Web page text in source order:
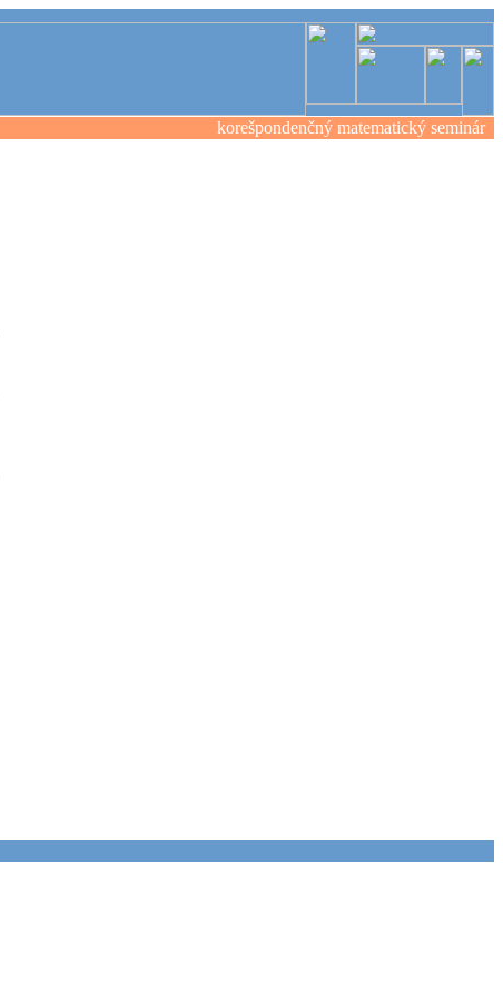
korešpondenčný matematický seminár